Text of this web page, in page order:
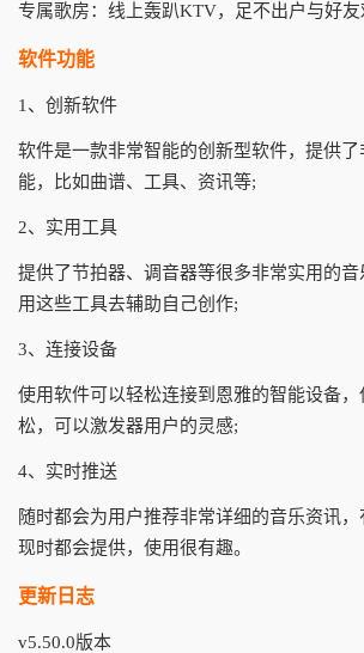
专属歌房：线上轰趴KTV，足不出户与好友
软件功能
1、创新软件
软件是一款非常智能的创新型软件，提供
能，比如曲谱、工具、资讯等;
2、实用工具
提供了节拍器、调音器等很多非常实用的
用这些工具去辅助自己创作;
3、连接设备
使用软件可以轻松连接到恩雅的智能设备
松，可以激发器用户的灵感;
4、实时推送
随时都会为用户推荐非常详细的音乐资讯
现时都会提供，使用很有趣。
更新日志
v5.50.0版本